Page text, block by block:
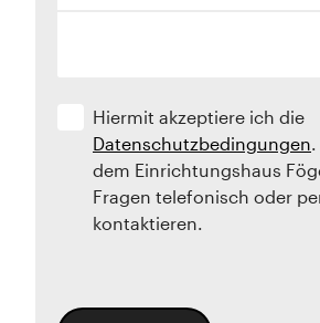
Hiermit akzeptiere ich die
Datenschutzbedingungen
dem Einrichtungshaus
Fragen telefonisch oder
kontaktieren.